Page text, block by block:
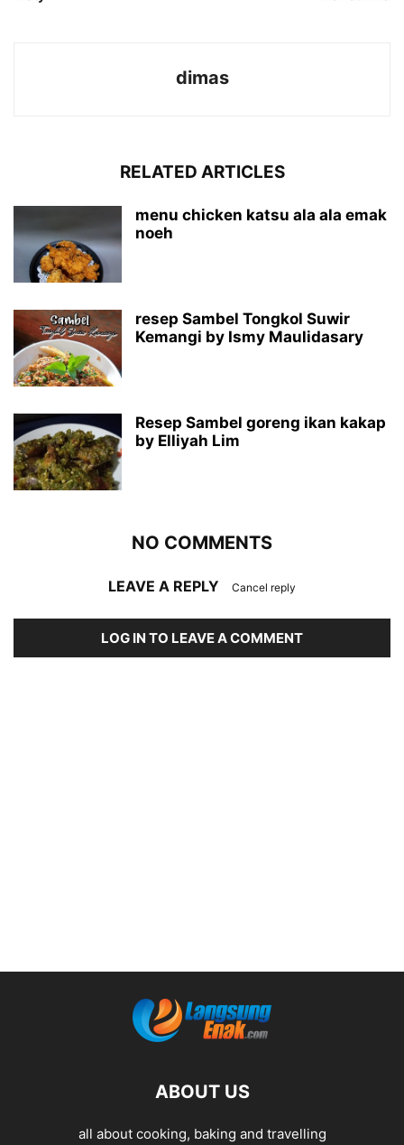
dimas
RELATED ARTICLES
menu chicken katsu ala ala emak
noeh
resep Sambel Tongkol Suwir
Kemangi by Ismy Maulidasary
Resep Sambel goreng ikan kakap
by Elliyah Lim
NO COMMENTS
LEAVE A REPLY Cancel reply
LOG IN TO LEAVE A COMMENT
ABOUT US
all about cooking, baking and travelling